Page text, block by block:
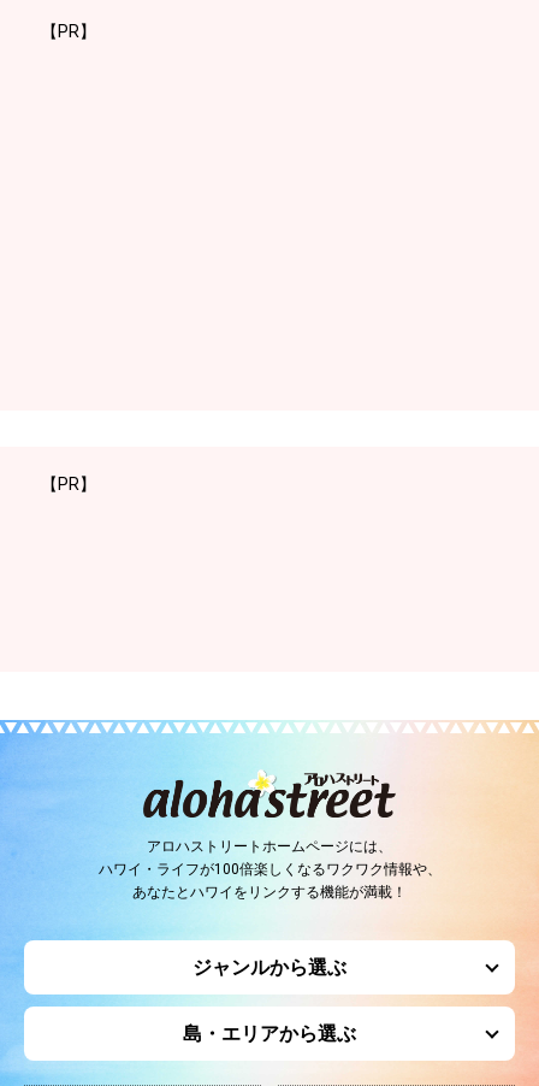
【PR】
【PR】
アロハストリートホームページには、
ハワイ・ライフが100倍楽しくなるワクワク情報や、
あなたとハワイをリンクする機能が満載！
ジャンルから選ぶ
島・エリアから選ぶ